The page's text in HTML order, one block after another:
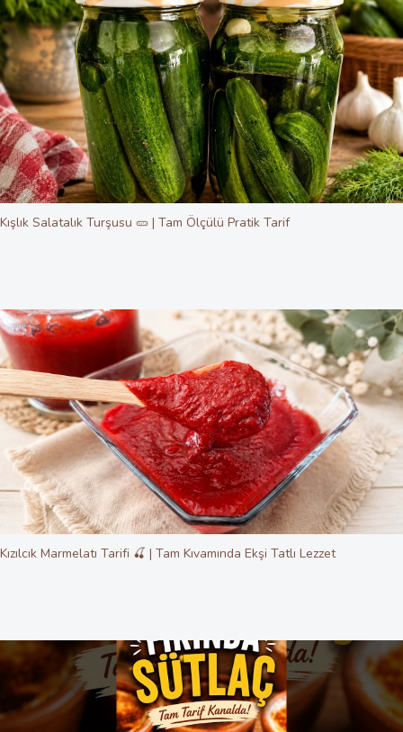
Kışlık Salatalık Turşusu 🥒 | Tam Ölçülü Pratik Tarif
Kızılcık Marmelatı Tarifi 🍒 | Tam Kıvamında Ekşi Tatlı Lezzet